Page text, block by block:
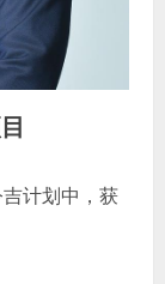
吉计划中，获